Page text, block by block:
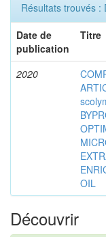
Résultats trouvés :
Date de
publication
Titre
2020
OIL
Découvrir